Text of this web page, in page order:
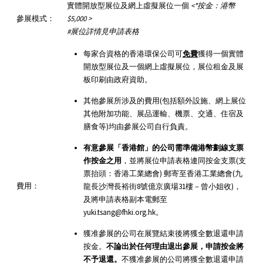
參展模式：
實體開放型展位及網上虛擬展位一個 <*按金：港幣
$5,000 >
#展位詳情見申請表格
費用：
每家合資格的香港環保公司可免費獲得一個實體
開放型展位及一個網上虛擬展位，展位租金及展
板印刷由政府資助。
其他參展所涉及的費用(包括額外設施、網上展位
其他附加功能、展品運輸、機票、交通、住宿及
膳食等)均由參展公司自行負責。
有意參展「香港館」的公司需準備港幣劃線支票
作按金之用 ，並將展位申請表格連同按金支票(支
票抬頭：香港工業總會) 郵寄至香港工業總會(九
龍長沙灣長裕街8號億京廣場31樓－曾小姐收)，
及將申請表格副本電郵至
yuki.tsang@fhki.org.hk。
獲准參展的公司在展覽結束後將獲全數退還申請
按金。 不論出於任何理由退出參展，申請按金將
不予退還。 不獲准參展的公司將獲全數退還申請